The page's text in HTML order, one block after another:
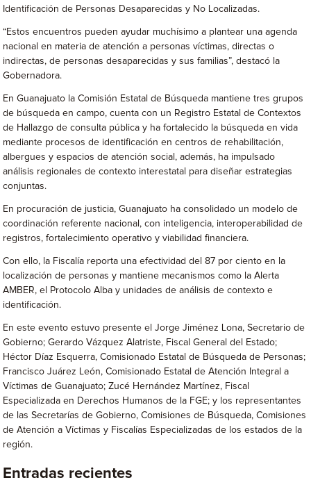
Identificación de Personas Desaparecidas y No Localizadas.
“Estos encuentros pueden ayudar muchísimo a plantear una agenda
nacional en materia de atención a personas víctimas, directas o
indirectas, de personas desaparecidas y sus familias”, destacó la
Gobernadora.
En Guanajuato la Comisión Estatal de Búsqueda mantiene tres grupos
de búsqueda en campo, cuenta con un Registro Estatal de Contextos
de Hallazgo de consulta pública y ha fortalecido la búsqueda en vida
mediante procesos de identificación en centros de rehabilitación,
albergues y espacios de atención social, además, ha impulsado
análisis regionales de contexto interestatal para diseñar estrategias
conjuntas.
En procuración de justicia, Guanajuato ha consolidado un modelo de
coordinación referente nacional, con inteligencia, interoperabilidad de
registros, fortalecimiento operativo y viabilidad financiera.
Con ello, la Fiscalía reporta una efectividad del 87 por ciento en la
localización de personas y mantiene mecanismos como la Alerta
AMBER, el Protocolo Alba y unidades de análisis de contexto e
identificación.
En este evento estuvo presente el Jorge Jiménez Lona, Secretario de
Gobierno; Gerardo Vázquez Alatriste, Fiscal General del Estado;
Héctor Díaz Esquerra, Comisionado Estatal de Búsqueda de Personas;
Francisco Juárez León, Comisionado Estatal de Atención Integral a
Víctimas de Guanajuato; Zucé Hernández Martínez, Fiscal
Especializada en Derechos Humanos de la FGE; y los representantes
de las Secretarías de Gobierno, Comisiones de Búsqueda, Comisiones
de Atención a Víctimas y Fiscalías Especializadas de los estados de la
región.
Entradas recientes